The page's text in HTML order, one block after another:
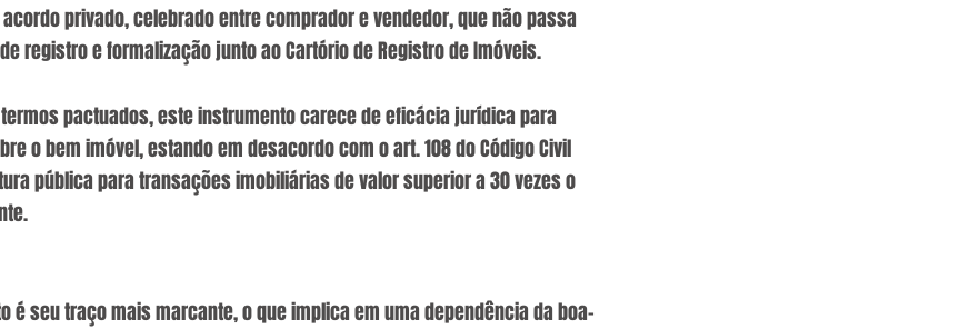
privado, celebrado entre comprador e vendedor, que não passa
registro e formalização junto ao Cartório de Registro de Imóveis.
pactuados, este instrumento carece de eficácia jurídica para
o bem imóvel, estando em desacordo com o art. 108 do Código Civil
pública para transações imobiliárias de valor superior a 30 vezes o
é seu traço mais marcante, o que implica em uma dependência da boa-